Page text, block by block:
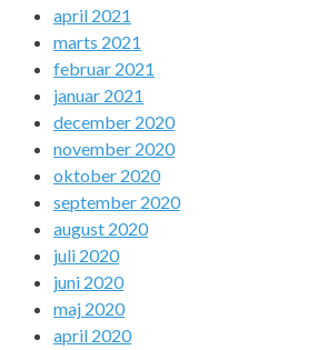
april 2021
marts 2021
februar 2021
januar 2021
december 2020
november 2020
oktober 2020
september 2020
august 2020
juli 2020
juni 2020
maj 2020
april 2020